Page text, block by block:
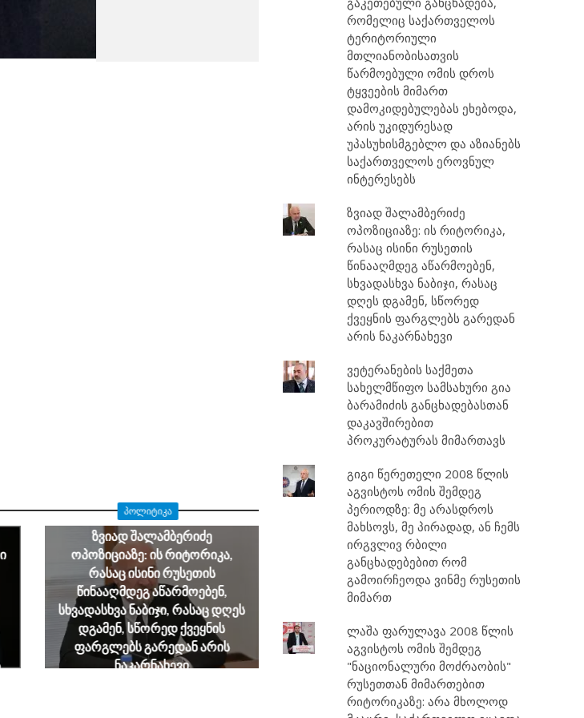
ᲞᲝᲚᲘᲢᲘᲙᲐ
ზვიად შალამბერიძე
ოპოზიციაზე: ის რიტორიკა,
რასაც ისინი რუსეთის
წინააღმდეგ აწარმოებენ,
სხვადასხვა ნაბიჯი, რასაც დღეს
დგამენ, სწორედ ქვეყნის
ფარგლებს გარედან არის
ნაკარნახევი
რომელიც საქართველოს
ტერიტორიული
მთლიანობისათვის
წარმოებული ომის დროს
ტყვეების მიმართ
დამოკიდებულებას ეხებოდა,
არის უკიდურესად
უპასუხისმგებლო და აზიანებს
საქართველოს ეროვნულ
ინტერესებს
ზვიად შალამბერიძე
ოპოზიციაზე: ის რიტორიკა,
რასაც ისინი რუსეთის
წინააღმდეგ აწარმოებენ,
სხვადასხვა ნაბიჯი, რასაც
დღეს დგამენ, სწორედ
ქვეყნის ფარგლებს გარედან
არის ნაკარნახევი
ვეტერანების საქმეთა
სახელმწიფო სამსახური გია
ბარამიძის განცხადებასთან
დაკავშირებით
პროკურატურას მიმართავს
გიგი წერეთელი 2008 წლის
აგვისტოს ომის შემდეგ
პერიოდზე: მე არასდროს
მახსოვს, მე პირადად, ან ჩემს
ირგვლივ რბილი
განცხადებებით რომ
გამოირჩეოდა ვინმე რუსეთის
მიმართ
ლაშა ფარულავა 2008 წლის
აგვისტოს ომის შემდეგ
"ნაციონალური მოძრაობის"
რუსეთთან მიმართებით
რიტორიკაზე: არა მხოლოდ